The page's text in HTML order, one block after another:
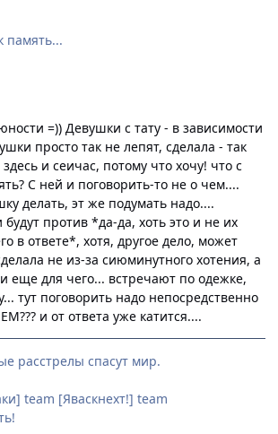
память...
=)) Девушки с тату - в зависимости
просто так не лепят, сделала - так
и сеичас, потому что хочу! что с
С ней и поговорить-то не о чем....
делать, эт же подумать надо....
против *да-да, хоть это и не их
в ответе*, хотя, другое дело, может
не из-за сиюминутного хотения, а
еще для чего... встречают по одежке,
тут поговорить надо непосредственно
и от ответа уже катится....
расстрелы спасут мир.
team [Яваскнехт!] team